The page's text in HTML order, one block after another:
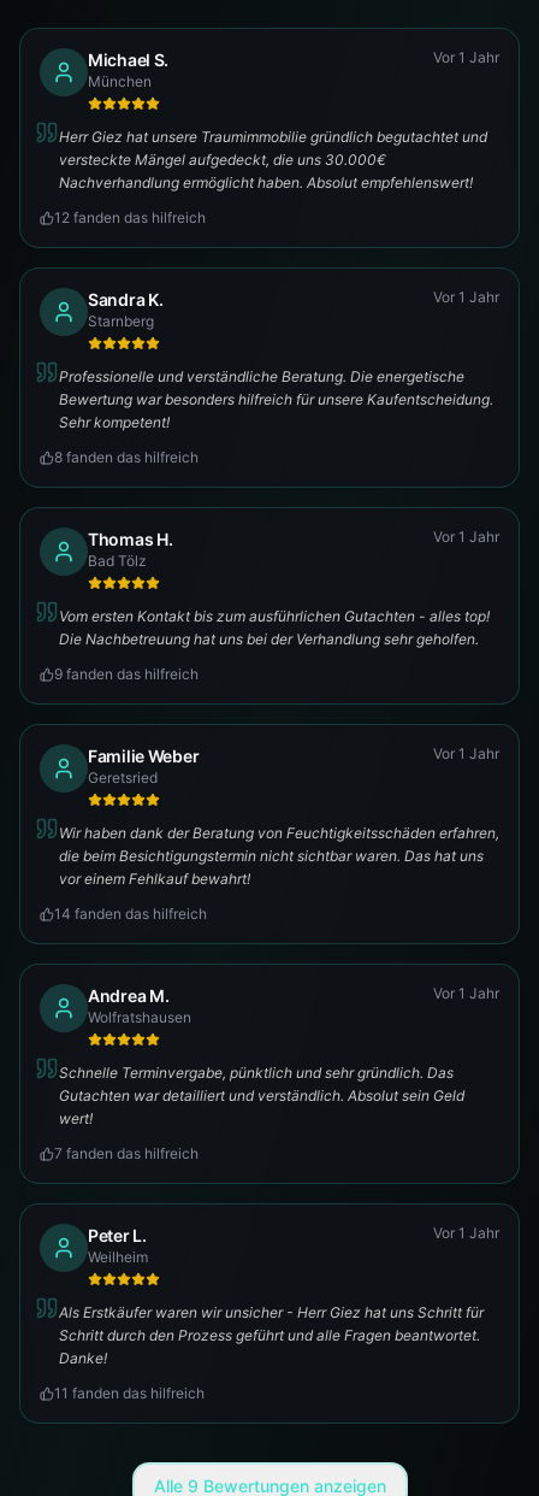
Michael S.
München
Vor 1 Jahr
Herr Giez hat unsere Traumimmobilie gründlich begutachtet und
versteckte Mängel aufgedeckt, die uns 30.000€
Nachverhandlung ermöglicht haben. Absolut empfehlenswert!
12 fanden das hilfreich
Sandra K.
Starnberg
Vor 1 Jahr
Professionelle und verständliche Beratung. Die energetische
Bewertung war besonders hilfreich für unsere Kaufentscheidung.
Sehr kompetent!
8 fanden das hilfreich
Thomas H.
Bad Tölz
Vor 1 Jahr
Vom ersten Kontakt bis zum ausführlichen Gutachten - alles top!
Die Nachbetreuung hat uns bei der Verhandlung sehr geholfen.
9 fanden das hilfreich
Familie Weber
Geretsried
Vor 1 Jahr
Wir haben dank der Beratung von Feuchtigkeitsschäden erfahren,
die beim Besichtigungstermin nicht sichtbar waren. Das hat uns
vor einem Fehlkauf bewahrt!
14 fanden das hilfreich
Andrea M.
Wolfratshausen
Vor 1 Jahr
Schnelle Terminvergabe, pünktlich und sehr gründlich. Das
Gutachten war detailliert und verständlich. Absolut sein Geld
wert!
7 fanden das hilfreich
Peter L.
Weilheim
Vor 1 Jahr
Als Erstkäufer waren wir unsicher - Herr Giez hat uns Schritt für
Schritt durch den Prozess geführt und alle Fragen beantwortet.
Danke!
11 fanden das hilfreich
Alle 9 Bewertungen anzeigen